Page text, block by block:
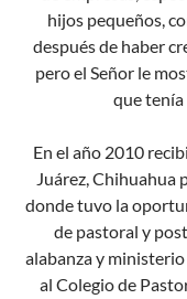
hijos pequeños,
después de haber
pero el Señor le
que tenía
En el año 2010
Juárez, Chihuahua
donde tuvo la
de pastoral y
alabanza y
al Colegio de